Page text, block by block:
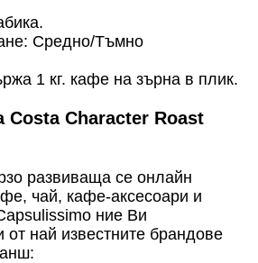
Средно/Тъмно
1 кг. кафе на зърна в плик.
Costa Character Roast
развиваща се онлайн
чай, кафе-аксесоари и
ние Ви
най известните брандове